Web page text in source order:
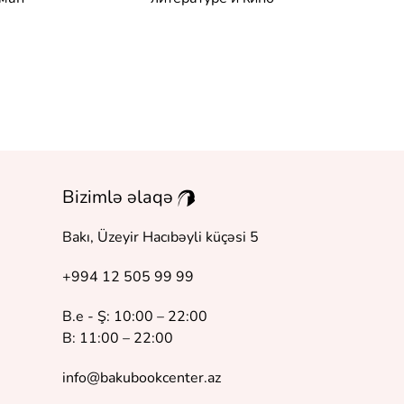
Bizimlə əlaqə
Bakı, Üzeyir Hacıbəyli küçəsi 5
+994 12 505 99 99
B.e - Ş: 10:00 – 22:00
B: 11:00 – 22:00
info@bakubookcenter.az